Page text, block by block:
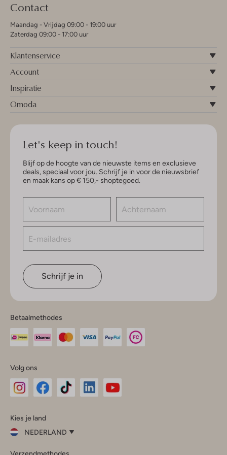
Contact
Maandag - Vrijdag 09:00 - 19:00 uur
Zaterdag 09:00 - 17:00 uur
Klantenservice
Account
Inspiratie
Omoda
Let's keep in touch!
Blijf op de hoogte van de nieuwste items en exclusieve
deals, speciaal voor jou. Schrijf je in voor de nieuwsbrief
en maak kans op € 150,- shoptegoed.
Schrijf je in
Betaalmethodes
Volg ons
InstagramFacebook
Kies je land
NEDERLAND